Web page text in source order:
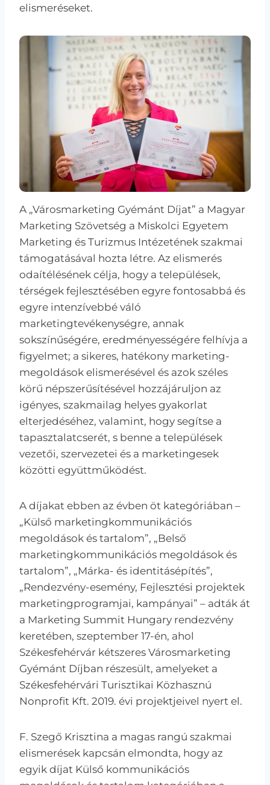
elismeréseket.
A „Városmarketing Gyémánt Díjat” a Magyar
Marketing Szövetség a Miskolci Egyetem
Marketing és Turizmus Intézetének szakmai
támogatásával hozta létre. Az elismerés
odaítélésének célja, hogy a települések,
térségek fejlesztésében egyre fontosabbá és
egyre intenzívebbé váló
marketingtevékenységre, annak
sokszínűségére, eredményességére felhívja a
figyelmet; a sikeres, hatékony marketing-
megoldások elismerésével és azok széles
körű népszerűsítésével hozzájáruljon az
igényes, szakmailag helyes gyakorlat
elterjedéséhez, valamint, hogy segítse a
tapasztalatcserét, s benne a települések
vezetői, szervezetei és a marketingesek
közötti együttműködést.
A díjakat ebben az évben öt kategóriában –
„Külső marketingkommunikációs
megoldások és tartalom”, „Belső
marketingkommunikációs megoldások és
tartalom”, „Márka- és identitásépítés”,
„Rendezvény-esemény, Fejlesztési projektek
marketingprogramjai, kampányai” – adták át
a Marketing Summit Hungary rendezvény
keretében, szeptember 17-én, ahol
Székesfehérvár kétszeres Városmarketing
Gyémánt Díjban részesült, amelyeket a
Székesfehérvári Turisztikai Közhasznú
Nonprofit Kft. 2019. évi projektjeivel nyert el.
F. Szegő Krisztina a magas rangú szakmai
elismerések kapcsán elmondta, hogy az
egyik díjat Külső kommunikációs